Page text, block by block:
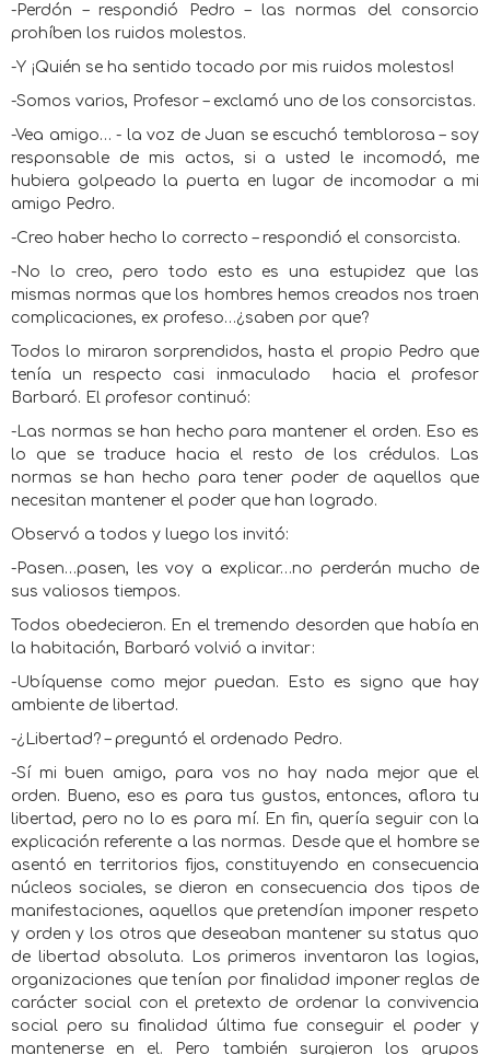
-Perdón – respondió Pedro – las normas del consorcio
prohíben los ruidos molestos.
-Y ¡Quién se ha sentido tocado por mis ruidos molestos!
-Somos varios, Profesor – exclamó uno de los consorcistas.
-Vea amigo… - la voz de Juan se escuchó temblorosa – soy
responsable de mis actos, si a usted le incomodó, me
hubiera golpeado la puerta en lugar de incomodar a mi
amigo Pedro.
-Creo haber hecho lo correcto – respondió el consorcista.
-No lo creo, pero todo esto es una estupidez que las
mismas normas que los hombres hemos creados nos traen
complicaciones, ex profeso…¿saben por que?
Todos lo miraron sorprendidos, hasta el propio Pedro que
tenía un respecto casi inmaculado
hacia el profesor
Barbaró. El profesor continuó:
-Las normas se han hecho para mantener el orden. Eso es
lo que se traduce hacia el resto de los crédulos. Las
normas se han hecho para tener poder de aquellos que
necesitan mantener el poder que han logrado.
Observó a todos y luego los invitó:
-Pasen…pasen, les voy a explicar…no perderán mucho de
sus valiosos tiempos.
Todos obedecieron. En el tremendo desorden que había en
la habitación, Barbaró volvió a invitar:
-Ubíquense como mejor puedan. Esto es signo que hay
ambiente de libertad.
-¿Libertad? – preguntó el ordenado Pedro.
-Sí mi buen amigo, para vos no hay nada mejor que el
orden. Bueno, eso es para tus gustos, entonces, aflora tu
libertad, pero no lo es para mí. En fin, quería seguir con la
explicación referente a las normas. Desde que el hombre se
asentó en territorios fijos, constituyendo en consecuencia
núcleos sociales, se dieron en consecuencia dos tipos de
manifestaciones, aquellos que pretendían imponer respeto
y orden y los otros que deseaban mantener su status quo
de libertad absoluta. Los primeros inventaron las logias,
organizaciones que tenían por finalidad imponer reglas de
carácter social con el pretexto de ordenar la convivencia
social pero su finalidad última fue conseguir el poder y
mantenerse en el. Pero también surgieron los grupos